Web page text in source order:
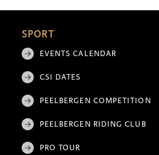
SPORT
EVENTS CALENDAR
CSI DATES
PEELBERGEN COMPETITION
PEELBERGEN RIDING CLUB
PRO TOUR